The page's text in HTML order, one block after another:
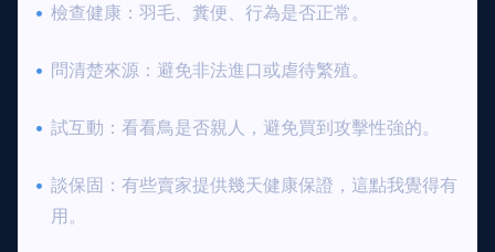
檢查健康：羽毛、糞便、行為是否正常。
問清楚來源：避免非法進口或虐待繁殖。
試互動：看看鳥是否親人，避免買到攻擊性強的。
談保固：有些賣家提供幾天健康保證，這點我覺得有
用。